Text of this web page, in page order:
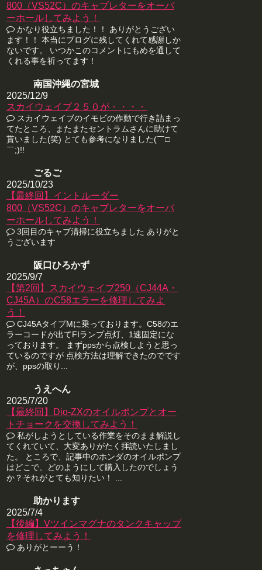
800（VS52C）のキャブレターをオーバ
ーホールしてみよう！
かなり役立ちました！！ ありがとうござい
ます！！ 本当にブログに残してくれて感謝しか
ないです。 いつかこのコメントにもめを通して
くれる事を祈ってます！
南国沖縄の宮城
2025/12/9
スカイウェイブ２５０が・・・・
スカイウェイブのイモビの作動で行き詰まっ
てたところ、またまたセントラムさんに助けて
貰いました(笑) とても参考になりました(￣□
￣;)!!
ごるご
2025/10/23
【最終回】イントルーダー
800（VS52C）のキャブレターをオーバ
ーホールしてみよう！
3回目のキャブ清掃に役立ちました ありがと
うございます
阪口ひろかず
2025/9/7
【第2回】スカイウェイブ250（CJ44A・
CJ45A）のC58エラーを修理してみよ
う！
CJ45AタイプMに乗っております。C58のエ
ラーコードが出てFIランプ点灯、1速固定にな
っております。 まずppsから点検しようと思っ
ているのですが 点検方法は理解できたのでです
が、ppsの取り...
うえへん
2025/7/20
【最終回】Dio-ZXのオイルポンプとオー
トチョークを交換してみよう！
私がしようとしている作業をそのまま解説し
てくれていて、大変ありがたく拝読いたしまし
た。 ところで、記事中のホンダのオイルポンプ
はどこで、どのようにして購入したのでしょう
か？それがとても知りたい！ ...
助かります
2025/7/4
【後編】Vツインマグナのタンクキャップ
を修理してみよう！
ありがとーーう！